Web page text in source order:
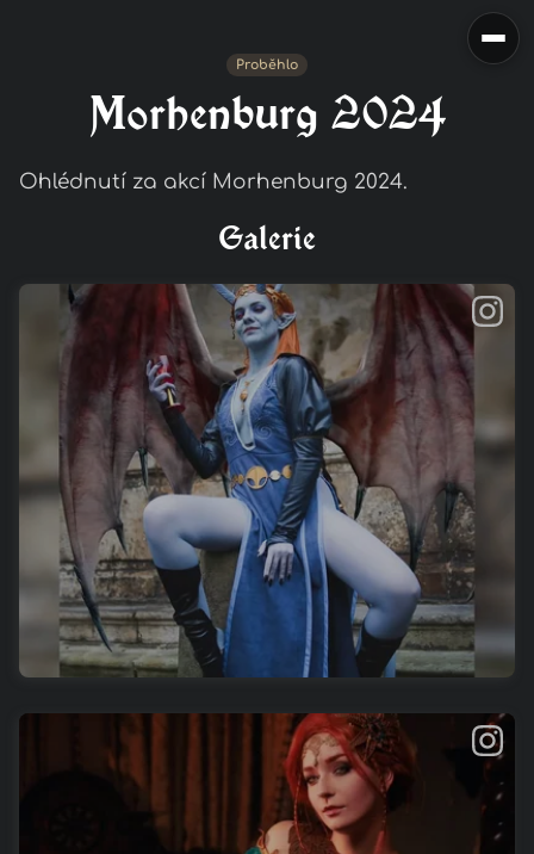
Proběhlo
Morhenburg 2024
Ohlédnutí za akcí Morhenburg 2024.
Galerie